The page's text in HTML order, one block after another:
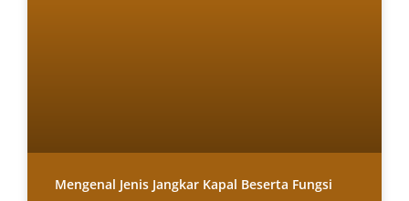
Mengenal Jenis Jangkar Kapal Beserta Fungsi